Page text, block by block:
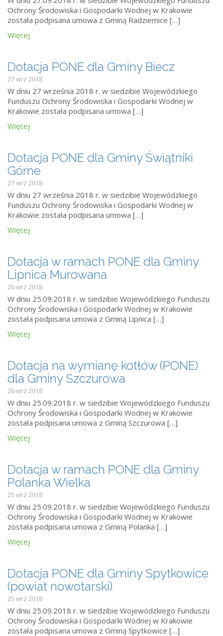
Ochrony Środowiska i Gospodarki Wodnej w Krakowie
została podpisana umowa z Gminą Radziemice […]
Więcej
Dotacja PONE dla Gminy Biecz
27 wrz 2018
W dniu 27 września 2018 r. w siedzibie Wojewódzkiego
Funduszu Ochrony Środowiska i Gospodarki Wodnej w
Krakowie została podpisana umowa […]
Więcej
Dotacja PONE dla Gminy Świątniki
Górne
27 wrz 2018
W dniu 27 września 2018 r. w siedzibie Wojewódzkiego
Funduszu Ochrony Środowiska i Gospodarki Wodnej w
Krakowie została podpisana umowa […]
Więcej
Dotacja w ramach PONE dla Gminy
Lipnica Murowana
26 wrz 2018
W dniu 25.09.2018 r. w siedzibie Wojewódzkiego Funduszu
Ochrony Środowiska i Gospodarki Wodnej w Krakowie
została podpisana umowa z Gminą Lipnica […]
Więcej
Dotacja na wymianę kotłów (PONE)
dla Gminy Szczurowa
26 wrz 2018
W dniu 25.09.2018 r. w siedzibie Wojewódzkiego Funduszu
Ochrony Środowiska i Gospodarki Wodnej w Krakowie
została podpisana umowa z Gminą Szczurowa […]
Więcej
Dotacja w ramach PONE dla Gminy
Polanka Wielka
25 wrz 2018
W dniu 25.09.2018 r. w siedzibie Wojewódzkiego Funduszu
Ochrony Środowiska i Gospodarki Wodnej w Krakowie
została podpisana umowa z Gminą Polanka […]
Więcej
Dotacja PONE dla Gminy Spytkowice
(powiat nowotarski)
25 wrz 2018
W dniu 25.09.2018 r. w siedzibie Wojewódzkiego Funduszu
Ochrony Środowiska i Gospodarki Wodnej w Krakowie
została podpisana umowa z Gminą Spytkowice […]